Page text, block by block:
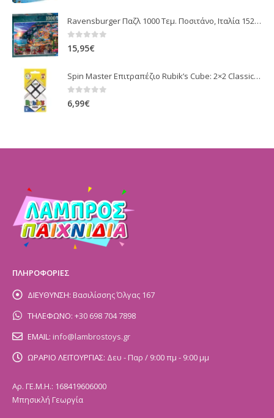
Ravensburger Παζλ 1000 Τεμ. Ποσιτάνο, Ιταλία 15263
0 out of 5
15,95€
Spin Master Επιτραπέζιο Rubik’s Cube: 2×2 Classic Colour-Matching Puzzle – Pocket Size (6064345)
0 out of 5
6,99€
ΠΛΗΡΟΦΟΡΙΕΣ
ΔΙΕΥΘΥΝΣΗ: Βασιλίσσης Όλγας 167
ΤΗΛΕΦΩΝΟ: +30 698 704 7898
EMAIL: info@lambrostoys.gr
ΩΡΑΡΙΟ ΛΕΙΤΟΥΡΓΙΑΣ: Δευ - Παρ / 9:00 πμ - 9:00 μμ
Αρ. ΓΕ.Μ.Η.: 168419606000
Μπησικλή Γεωργία